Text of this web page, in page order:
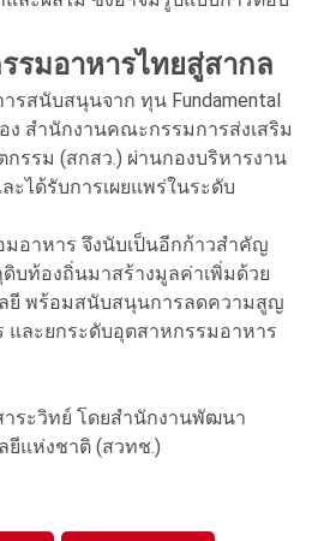
รมอาหารไทยสู่สากล
รสนับสนุนจาก ทุน Fundamental
ง สำนักงานคณะกรรมการส่งเสริม
รรม (สกสว.) ผ่านกองบริหารงาน
ได้รับการเผยแพร่ในระดับ
อาหาร จึงนับเป็นอีกก้าวสำคัญ
บท้องถิ่นมาสร้างมูลค่าเพิ่มด้วย
ยี พร้อมสนับสนุนการลดความสูญ
และยกระดับอุตสาหกรรมอาหาร
ระวิทย์ โดยสำนักงานพัฒนา
ยีแห่งชาติ (สวทช.)